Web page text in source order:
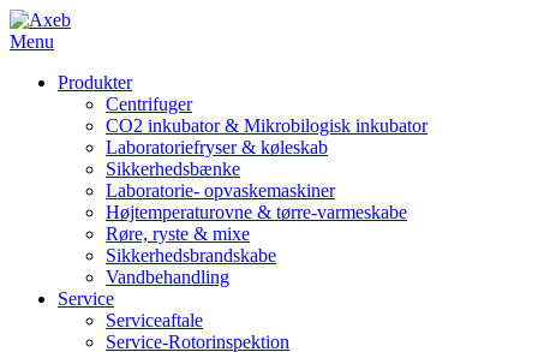
Menu
Produkter
Centrifuger
CO2 inkubator & Mikrobilogisk inkubator
Laboratoriefryser & køleskab
Sikkerhedsbænke
Laboratorie- opvaskemaskiner
Højtemperaturovne & tørre-varmeskabe
Røre, ryste & mixe
Sikkerhedsbrandskabe
Vandbehandling
Service
Serviceaftale
Service-Rotorinspektion